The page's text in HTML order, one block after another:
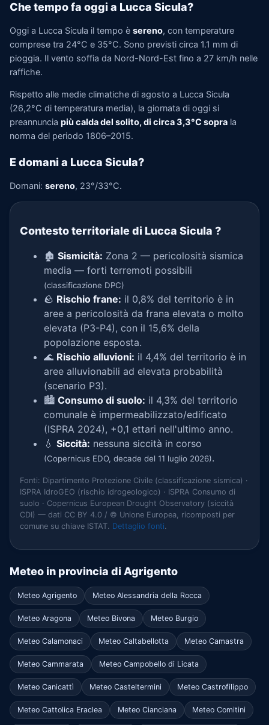
Che tempo fa oggi a Lucca Sicula?
Oggi a Lucca Sicula il tempo è sereno, con temperature
comprese tra 24°C e 35°C. Sono previsti circa 1.1 mm di
pioggia. Il vento soffia da Nord-Nord-Est fino a 27 km/h nelle
raffiche.
Rispetto alle medie climatiche di agosto a Lucca Sicula
(26,2°C di temperatura media), la giornata di oggi si
preannuncia più calda del solito, di circa 3,3°C sopra la
norma del periodo 1806–2015.
E domani a Lucca Sicula?
Domani: sereno, 23°/33°C.
Contesto territoriale di Lucca Sicula ?
🏚️ Sismicità: Zona 2 — pericolosità sismica
media — forti terremoti possibili
(classificazione DPC)
🪨 Rischio frane: il 0,8% del territorio è in
aree a pericolosità da frana elevata o molto
elevata (P3-P4), con il 15,6% della
popolazione esposta.
🌊 Rischio alluvioni: il 4,4% del territorio è in
aree alluvionabili ad elevata probabilità
(scenario P3).
🏙️ Consumo di suolo: il 4,3% del territorio
comunale è impermeabilizzato/edificato
(ISPRA 2024), +0,1 ettari nell'ultimo anno.
💧 Siccità: nessuna siccità in corso
(Copernicus EDO, decade del 11 luglio 2026).
Fonti: Dipartimento Protezione Civile (classificazione sismica) ·
ISPRA IdroGEO (rischio idrogeologico) · ISPRA Consumo di
suolo · Copernicus European Drought Observatory (siccità
CDI) — dati CC BY 4.0 / © Unione Europea, ricomposti per
comune su chiave ISTAT. Dettaglio fonti.
Meteo in provincia di Agrigento
Meteo Agrigento Meteo Alessandria della Rocca
Meteo Aragona Meteo Bivona Meteo Burgio
Meteo Calamonaci Meteo Caltabellotta Meteo Camastra
Meteo Cammarata Meteo Campobello di Licata
Meteo Canicattì Meteo Casteltermini Meteo Castrofilippo
Meteo Cattolica Eraclea Meteo Cianciana Meteo Comitini